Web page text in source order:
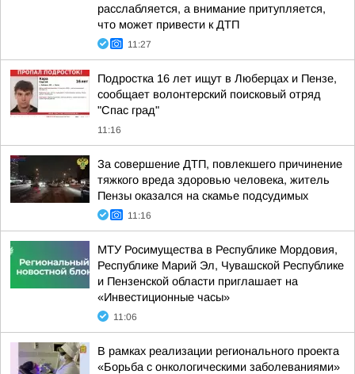
расслабляется, а внимание притупляется,
что может привести к ДТП
11:27
Подростка 16 лет ищут в Люберцах и Пензе,
сообщает волонтерский поисковый отряд
"Спас град"
11:16
За совершение ДТП, повлекшего причинение
тяжкого вреда здоровью человека, житель
Пензы оказался на скамье подсудимых
11:16
МТУ Росимущества в Республике Мордовия,
Республике Марий Эл, Чувашской Республике
и Пензенской области приглашает на
«Инвестиционные часы»
11:06
В рамках реализации регионального проекта
«Борьба с онкологическими заболеваниями»